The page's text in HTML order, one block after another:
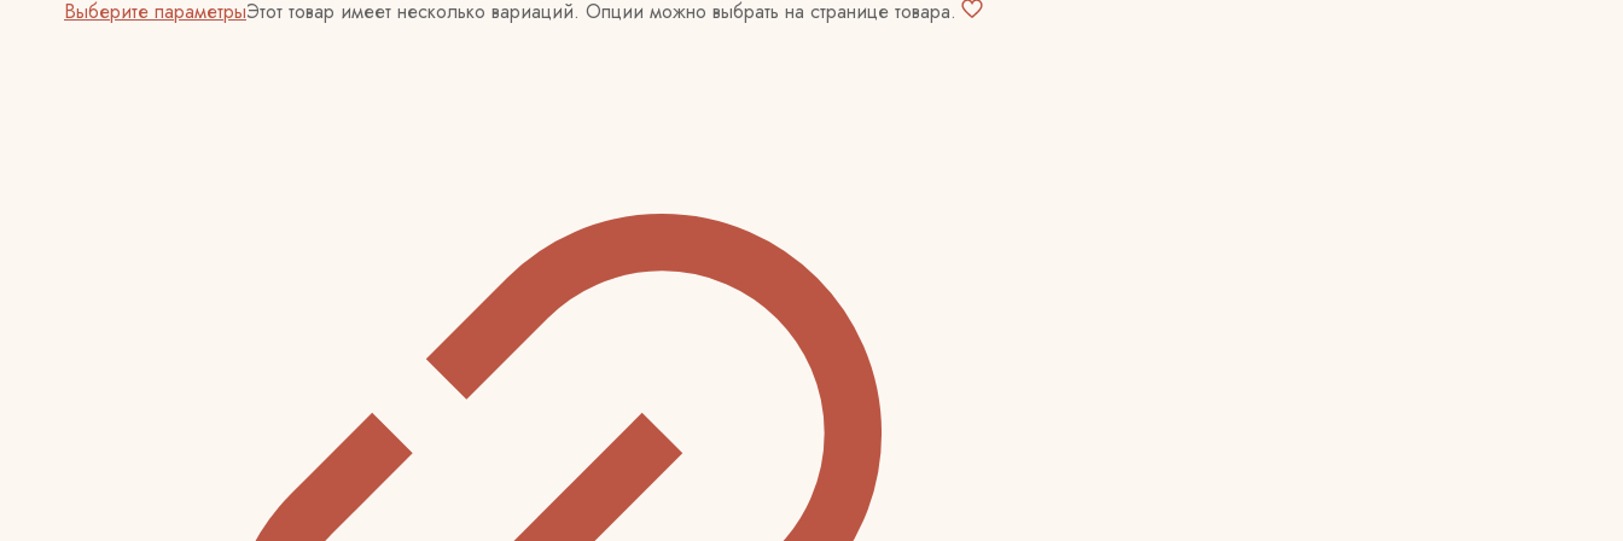
Выберите параметрыЭтот товар имеет несколько вариаций. Опции можно выбрать на странице товара.